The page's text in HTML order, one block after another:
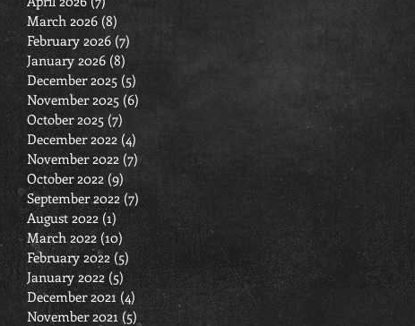
March 2026 (8) 8 posts
February 2026 (7)
January 2026 (8)8 posts
December 2025 (5)
November 2025 (6)
October 2025 (7) 7 posts
December 2022 (4)
November 2022 (7) 7 posts
October 2022 (9)
September 2022 (7) 7 posts
August 2022 (1)1 post
March 2022 (10) 10 posts
February 2022 (5) 5 posts
January 2022 (5) 5 posts
December 2021 (4)4 posts
November 2021 (5)5 posts